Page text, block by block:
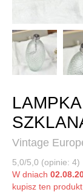
Vintage
5,0/5,0 (opinie: 4)
W dniach
kupisz ten